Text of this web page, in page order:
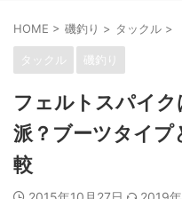
HOME > 磯釣り > タックル >
タックル 磯釣り
フェルトスパイ
派？ブーツタイ
較